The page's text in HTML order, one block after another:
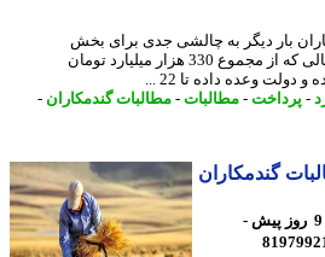
بار دیگر به چالشی جدی برای بخش
کشاورزی تبدیل شده است؛ در حالی که از مجموع 330 هزار میلیارد تومان
وعده داده تا 22 ...
-مطالبات-مطالبات گندمکاران-
گندمکاران
پیش -